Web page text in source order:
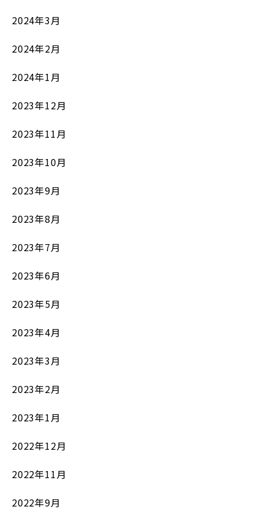
2024年3月
2024年2月
2024年1月
2023年12月
2023年11月
2023年10月
2023年9月
2023年8月
2023年7月
2023年6月
2023年5月
2023年4月
2023年3月
2023年2月
2023年1月
2022年12月
2022年11月
2022年9月